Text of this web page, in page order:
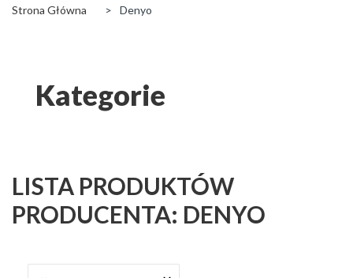
Strona Główna > Denyo
Kategorie
LISTA PRODUKTÓW
PRODUCENTA: DENYO